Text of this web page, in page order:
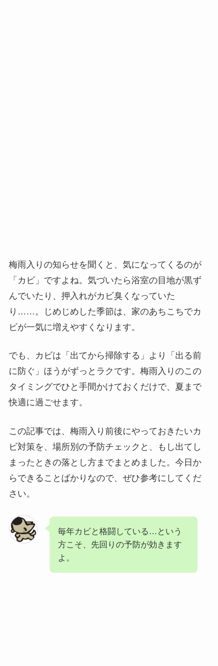
梅雨入りの知らせを聞くと、気になってくるのが
「カビ」ですよね。気づいたら浴室の目地が黒ず
んでいたり、押入れがカビ臭くなっていた
り……。じめじめした季節は、家のあちこちでカ
ビが一気に増えやすくなります。
でも、カビは「出てから掃除する」より「出る前
に防ぐ」ほうがずっとラクです。梅雨入りのこの
タイミングでひと手間かけておくだけで、夏まで
快適に過ごせます。
この記事では、梅雨入り前後にやっておきたいカ
ビ対策を、場所別の予防チェックと、もし出てし
まったときの落とし方までまとめました。今日か
らできることばかりなので、ぜひ参考にしてくだ
さい。
毎年カビと格闘している…という
方こそ、先回りの予防が効きます
よ。